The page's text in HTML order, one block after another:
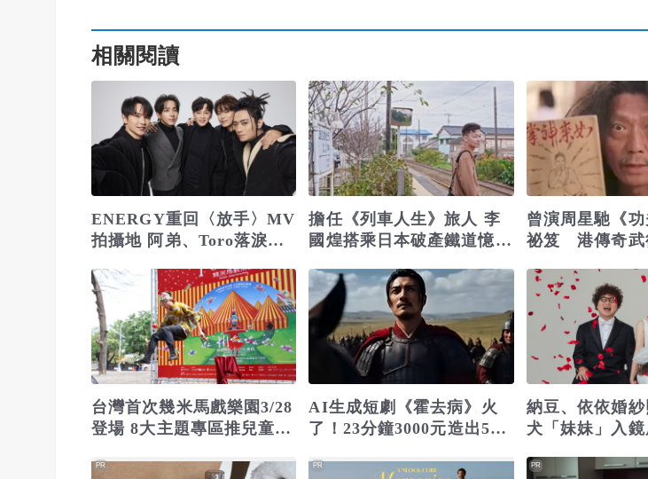
相關閱讀
ENERGY重回〈放手〉MV
拍攝地 阿弟、Toro落淚
擔任《列車人生》旅人 李
國煌搭乘日本破產鐵道憶
曾演周星馳《
祕笈 港傳奇武
台灣首次幾米馬戲樂園3/28
登場 8大主題專區推兒童節
AI生成短劇《霍去病》火
了！23分鐘3000元造出5億
納豆、依依婚
犬「妹妹」入
PR PR PR